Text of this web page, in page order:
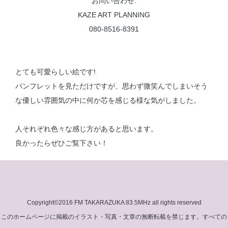
KAZE ART PLANNING
080-8516-8391
とても可愛らしい絵です!
パンフレットを見ただけですが、思わず微笑んでしまいそう
な優しい雰囲気の中に何か芯を感じる様な気がしました。
人それぞれ色々な感じ方があると思います。
良かったらぜひご覧下さい！
Copyright©2016 FM TAKARAZUKA 83.5MHz all rights reserved
このホームページに掲載のイラスト・写真・文章の無断転載を禁じます。すべての